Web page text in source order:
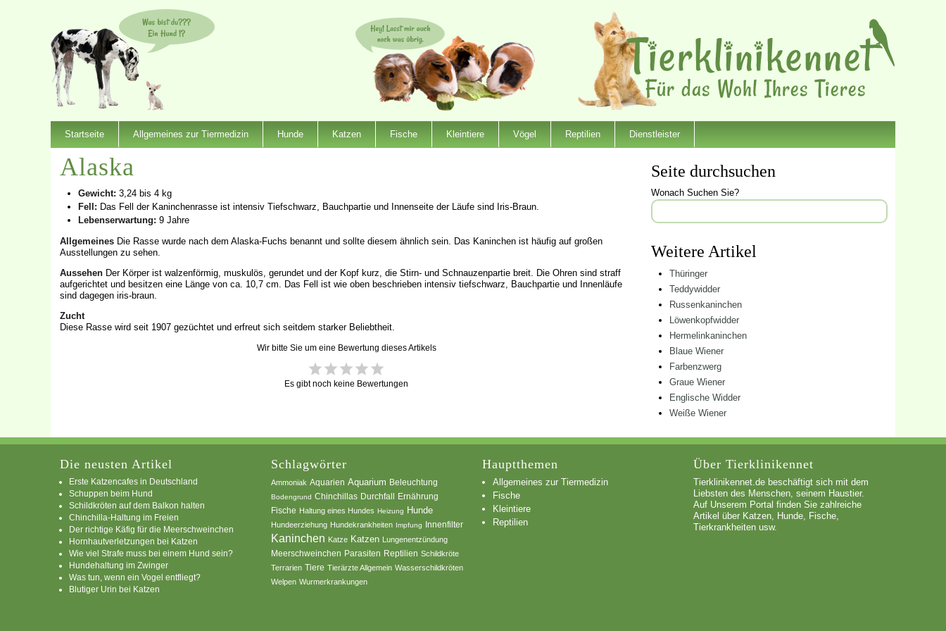
Startseite Allgemeines zur Tiermedizin Hunde Katzen Fische Kleintiere Vögel Reptilien Dienstleister
Alaska
Gewicht: 3,24 bis 4 kg
Fell: Das Fell der Kaninchenrasse ist intensiv Tiefschwarz, Bauchpartie und Innenseite der Läufe sind Iris-Braun.
Lebenserwartung: 9 Jahre
Allgemeines Die Rasse wurde nach dem Alaska-Fuchs benannt und sollte diesem ähnlich sein. Das Kaninchen ist häufig auf großen
Ausstellungen zu sehen.
Aussehen Der Körper ist walzenförmig, muskulös, gerundet und der Kopf kurz, die Stirn- und Schnauzenpartie breit. Die Ohren sind straff
aufgerichtet und besitzen eine Länge von ca. 10,7 cm. Das Fell ist wie oben beschrieben intensiv tiefschwarz, Bauchpartie und Innenläufe
sind dagegen iris-braun.
Zucht
Diese Rasse wird seit 1907 gezüchtet und erfreut sich seitdem starker Beliebtheit.
Wir bitte Sie um eine Bewertung dieses Artikels
Es gibt noch keine Bewertungen
Seite durchsuchen
Wonach Suchen Sie?
Weitere Artikel
Thüringer
Teddywidder
Russenkaninchen
Löwenkopfwidder
Hermelinkaninchen
Blaue Wiener
Farbenzwerg
Graue Wiener
Englische Widder
Weiße Wiener
Die neusten Artikel
Erste Katzencafes in Deutschland
Schuppen beim Hund
Schildkröten auf dem Balkon halten
Chinchilla-Haltung im Freien
Der richtige Käfig für die Meerschweinchen
Hornhautverletzungen bei Katzen
Wie viel Strafe muss bei einem Hund sein?
Hundehaltung im Zwinger
Was tun, wenn ein Vogel entfliegt?
Blutiger Urin bei Katzen
Schlagwörter
Ammoniak Aquarien Aquarium Beleuchtung
Bodengrund Chinchillas Durchfall Ernährung
Fische Haltung eines Hundes Heizung Hunde
Hundeerziehung Hundekrankheiten Impfung Innenfilter
Kaninchen Katze Katzen Lungenentzündung
Meerschweinchen Parasiten Reptilien Schildkröte
Terrarien Tiere Tierärzte Allgemein Wasserschildkröten
Welpen Wurmerkrankungen
Hauptthemen
Allgemeines zur Tiermedizin
Fische
Kleintiere
Reptilien
Über Tierklinikennet
Tierklinikennet.de beschäftigt sich mit dem
Liebsten des Menschen, seinem Haustier.
Auf Unserem Portal finden Sie zahlreiche
Artikel über Katzen, Hunde, Fische,
Tierkrankheiten usw.